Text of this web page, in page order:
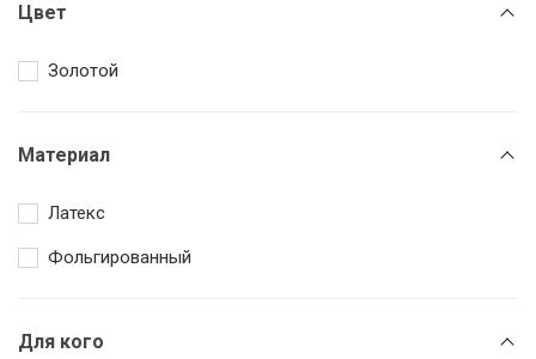
Цвет
Золотой
Материал
Латекс
Фольгированный
Для кого